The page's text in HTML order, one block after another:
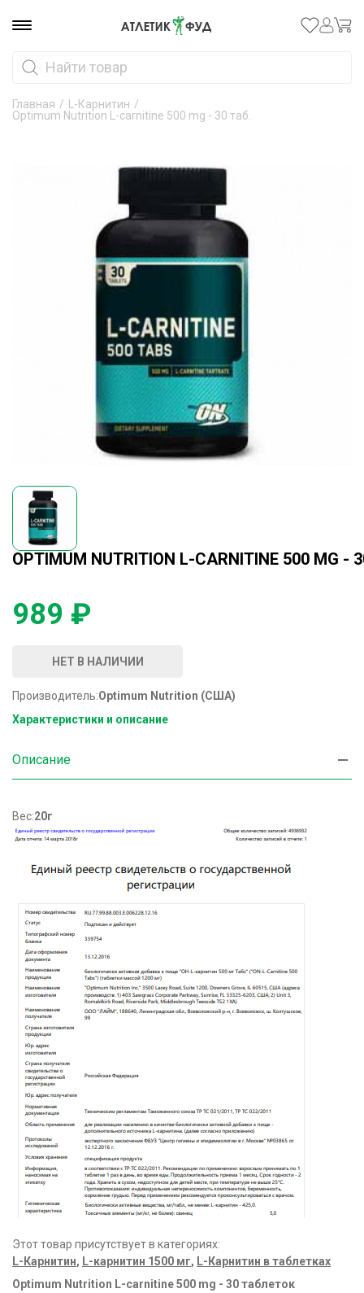
Главная / L-Карнитин /
Optimum Nutrition L-carnitine 500 mg - 30 таб.
OPTIMUM NUTRITION L-CARNITINE 500 MG
989 ₽
НЕТ В НАЛИЧИИ
Производитель:Optimum Nutrition (США)
Характеристики и описание
Описание
Вес:20г
Этот товар присутствует в категориях:
L-Карнитин, L-карнитин 1500 мг, L-Карнитин в таблетках
Optimum Nutrition L-carnitine 500 mg - 30 таблеток